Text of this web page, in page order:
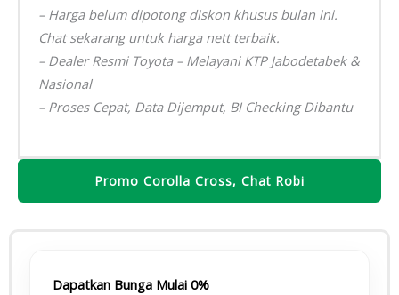
– Harga belum dipotong diskon khusus bulan ini.
Chat sekarang untuk harga nett terbaik.
– Dealer Resmi Toyota – Melayani KTP Jabodetabek &
Nasional
– Proses Cepat, Data Dijemput, BI Checking Dibantu
Promo Corolla Cross, Chat Robi
Dapatkan Bunga Mulai 0%